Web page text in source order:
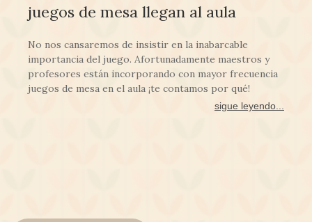
juegos de mesa llegan al aula
No nos cansaremos de insistir en la inabarcable
importancia del juego. Afortunadamente maestros y
profesores están incorporando con mayor frecuencia
juegos de mesa en el aula ¡te contamos por qué!
sigue leyendo...